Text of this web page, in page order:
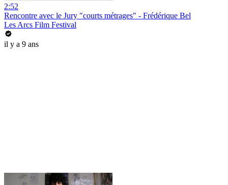
2:52
Rencontre avec le Jury "courts métrages" - Frédérique Bel
Les Arcs Film Festival
il y a 9 ans